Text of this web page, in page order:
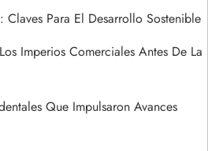
Para El Desarrollo Sostenible
Imperios Comerciales Antes De La
Que Impulsaron Avances